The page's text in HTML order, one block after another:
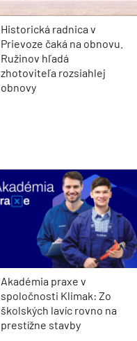
Historická radnica v
Prievoze čaká na obnovu.
Ružinov hľadá
zhotoviteľa rozsiahlej
obnovy
Akadémia praxe v
spoločnosti Klimak: Zo
školských lavíc rovno na
prestížne stavby